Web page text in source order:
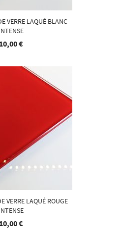
VERRE LAQUÉ BLANC
10,00 €
VERRE LAQUÉ ROUGE
10,00 €